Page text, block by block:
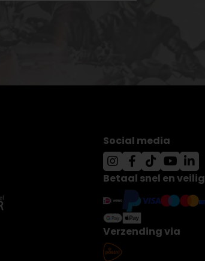
Social media
Betaal snel en veilig
Verzending via